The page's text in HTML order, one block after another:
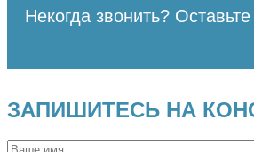
Некогда звонить?
ЗАПИШИТЕСЬ НА